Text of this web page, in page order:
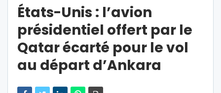
États-Unis : l’avion
présidentiel offert par le
Qatar écarté pour le vol
au départ d’Ankara